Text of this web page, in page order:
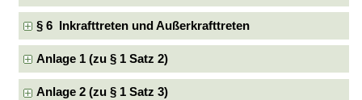
§ 6 Inkrafttreten und Außerkrafttreten
Anlage 1 (zu § 1 Satz 2)
Anlage 2 (zu § 1 Satz 3)